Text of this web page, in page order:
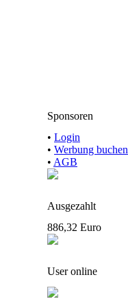
Sponsoren
• Login
• Werbung buchen
• AGB
Ausgezahlt
886,32 Euro
User online